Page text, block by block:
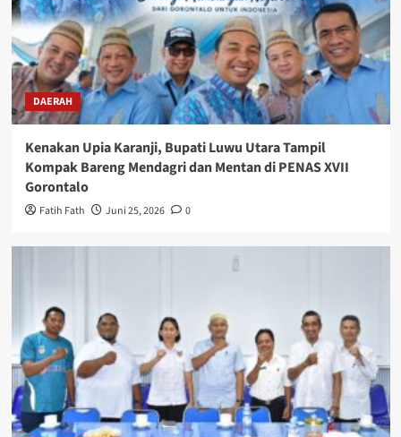
DAERAH
Kenakan Upia Karanji, Bupati Luwu Utara Tampil
Kompak Bareng Mendagri dan Mentan di PENAS XVII
Gorontalo
Fatih Fath Juni 25, 2026 0